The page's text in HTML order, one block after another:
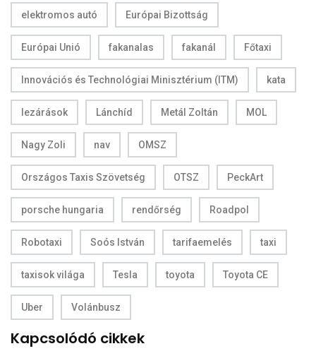
elektromos autó Európai Bizottság
Európai Unió fakanalas fakanál Főtaxi
Innovációs és Technológiai Minisztérium (ITM) kata
lezárások Lánchíd Metál Zoltán MOL
Nagy Zoli nav OMSZ
Országos Taxis Szövetség OTSZ PeckArt
porsche hungaria rendőrség Roadpol
Robotaxi Soós István tarifaemelés taxi
taxisok világa Tesla toyota Toyota CE
Uber Volánbusz
Kapcsolódó cikkek